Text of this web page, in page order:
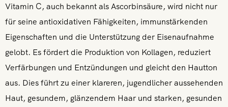
Vitamin C, auch bekannt als Ascorbinsäure, wird nicht nur
für seine antioxidativen Fähigkeiten, immunstärkenden
Eigenschaften und die Unterstützung der Eisenaufnahme
gelobt. Es fördert die Produktion von Kollagen, reduziert
Verfärbungen und Entzündungen und gleicht den Hautton
aus. Dies führt zu einer klareren, jugendlicher aussehenden
Haut, gesundem, glänzendem Haar und starken, gesunden